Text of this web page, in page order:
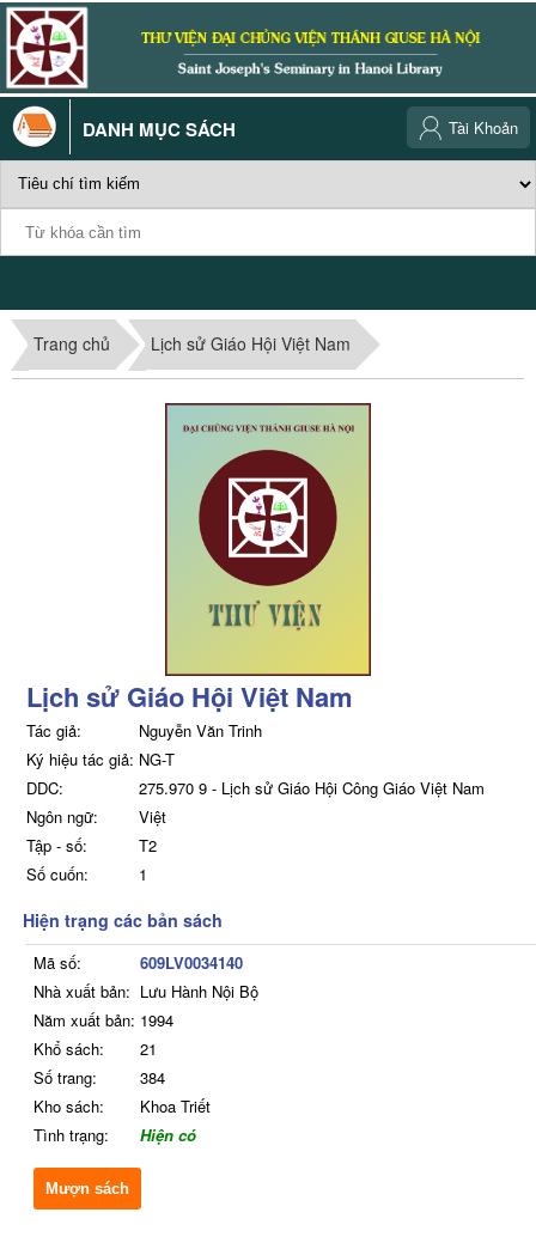
DANH MỤC SÁCH Tài Khoản
Trang chủ Lịch sử Giáo Hội Việt Nam
Lịch sử Giáo Hội Việt Nam
Tác giả:
Nguyễn Văn Trinh
Ký hiệu tác giả: NG-T
DDC:
275.970 9 - Lịch sử Giáo Hội Công Giáo Việt Nam
Ngôn ngữ:
Việt
Tập - số:
T2
Số cuốn:
1
Hiện trạng các bản sách
Mã số:
609LV0034140
Nhà xuất bản: Lưu Hành Nội Bộ
Năm xuất bản: 1994
Khổ sách:
21
Số trang:
384
Kho sách:
Khoa Triết
Tình trạng:
Hiện có
Mượn sách